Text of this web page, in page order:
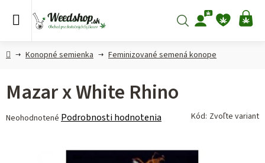
Hľadať
DomovKonopné semienka Feminizované semená konope
Mazar x White Rhino
Priemerné
Neohodnotené Podrobnosti hodnotenia Kód: Zvoľte variant